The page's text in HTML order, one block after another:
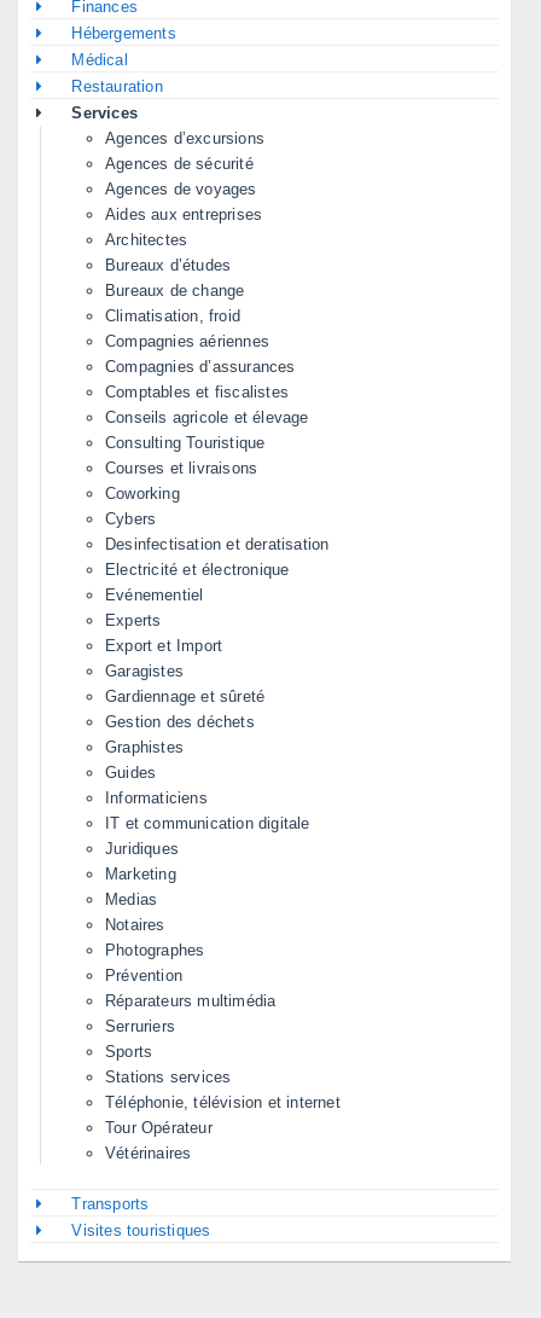
Finances
Hébergements
Médical
Restauration
Services
Agences d’excursions
Agences de sécurité
Agences de voyages
Aides aux entreprises
Architectes
Bureaux d’études
Bureaux de change
Climatisation, froid
Compagnies aériennes
Compagnies d’assurances
Comptables et fiscalistes
Conseils agricole et élevage
Consulting Touristique
Courses et livraisons
Coworking
Cybers
Desinfectisation et deratisation
Electricité et électronique
Evénementiel
Experts
Export et Import
Garagistes
Gardiennage et sûreté
Gestion des déchets
Graphistes
Guides
Informaticiens
IT et communication digitale
Juridiques
Marketing
Medias
Notaires
Photographes
Prévention
Réparateurs multimédia
Serruriers
Sports
Stations services
Téléphonie, télévision et internet
Tour Opérateur
Vétérinaires
Transports
Visites touristiques